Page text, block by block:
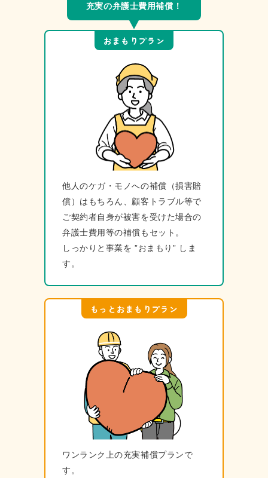
充実の弁護⼠費⽤補償！
おまもりプラン
他⼈のケガ・モノへの補償（損害賠
償）はもちろん、顧客トラブル等で
ご契約者⾃⾝が被害を受けた場合の
弁護⼠費⽤等の補償もセット。
しっかりと事業を ”おまもり” しま
す。
もっとおまもりプラン
ワンランク上の充実補償プランで
す。